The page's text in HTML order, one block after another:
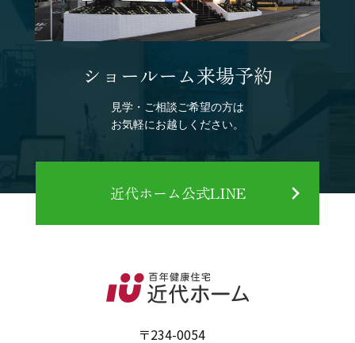
ショールーム来場予約
見学・ご相談ご希望の方は
お気軽にお越しください。
近代ホーム公式LINE
〒234-0054